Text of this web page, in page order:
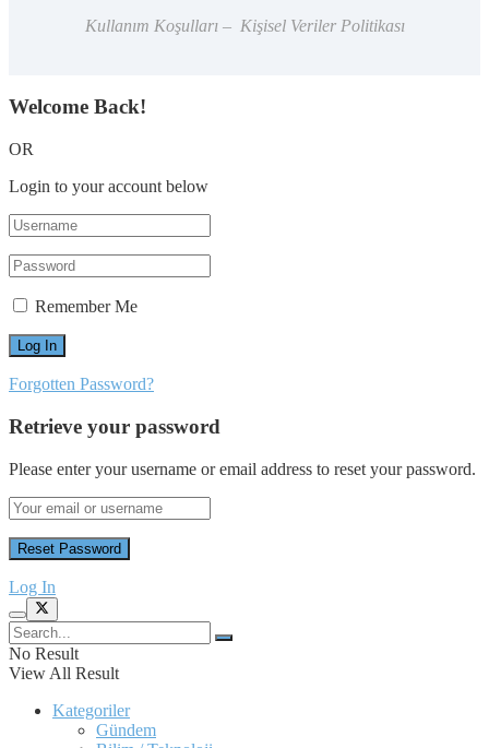
Kullanım Koşulları – Kişisel Veriler Politikası
Welcome Back!
OR
Login to your account below
Remember Me
Forgotten Password?
Retrieve your password
Please enter your username or email address to reset your password.
Log In
No Result
View All Result
Kategoriler
Gündem